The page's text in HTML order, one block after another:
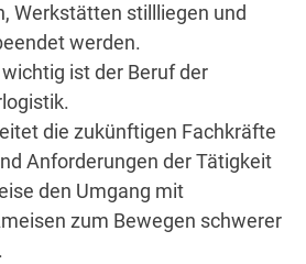
Werkstätten stillliegen und
werden.
ist der Beruf der
die zukünftigen Fachkräfte
Anforderungen der Tätigkeit
den Umgang mit
zum Bewegen schwerer